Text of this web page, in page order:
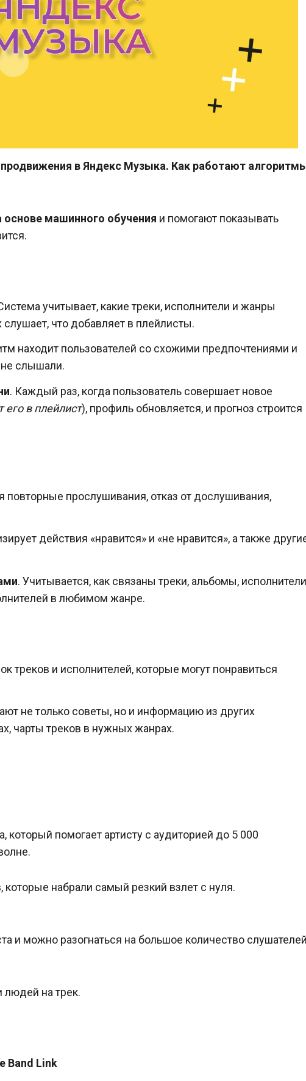
в Яндекс Музыка. Как работают
машинного обучения и помогают показывать
учитывает, какие треки, исполнители и жанры
слушает, что добавляет в плейлисты.
находит пользователей со схожими предпочтениями и
не слышали.
. Каждый раз, когда пользователь совершает новое
его в плейлист), профиль обновляется, и прогноз строится
повторные прослушивания, отказ от дослушивания,
действия «нравится» и «не нравится», а также
. Учитывается, как связаны треки, альбомы, исполнители
в любимом жанре.
треков и исполнителей, которые могут понравиться
не только советы, но и информацию из других
чарты треков в нужных жанрах.
помогает артисту с аудиторией до 5 000
набрали самый резкий взлет с нуля.
и можно разогнаться на большое количество
на трек.
Band Link